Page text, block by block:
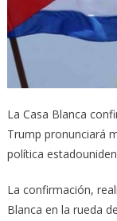
La Casa Blanca
Trump pronunciará
política
La confirmación,
Blanca en la rueda